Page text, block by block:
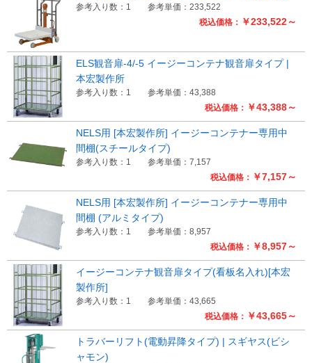
税込価格： ￥233,522～
参考入り数：1 参考単価：233,522
税込価格： ￥43,388～
ELS観音扉-4/-5 イージーコンテナ観音扉タイプ |
本宏製作所
参考入り数：1 参考単価：43,388
税込価格： ￥7,157～
NELS用 [本宏製作所] イージーコンテナー専用中
間棚(スチールタイプ)
参考入り数：1 参考単価：7,157
税込価格： ￥8,957～
NELS用 [本宏製作所] イージーコンテナー専用中
間棚 (アルミタイプ)
参考入り数：1 参考単価：8,957
税込価格： ￥43,665～
イージーコンテナ観音扉タイプ(看板名入れ)[本宏
製作所]
参考入り数：1 参考単価：43,665
トラバーリフト(電動昇降タイプ) | スギヤス(ビシ
ャモン)